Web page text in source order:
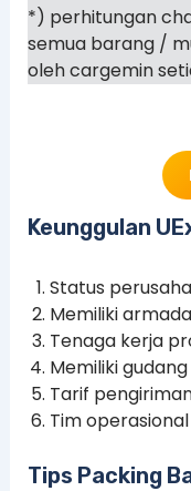
*) perhitungan
semua barang /
oleh cargemin
Keunggulan
Status
Memiliki
Tenaga kerja
Memiliki
Tarif
Tim
Tips Packing